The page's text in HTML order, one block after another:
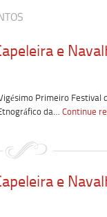
e
Primeiro Festival
da… Continue
e